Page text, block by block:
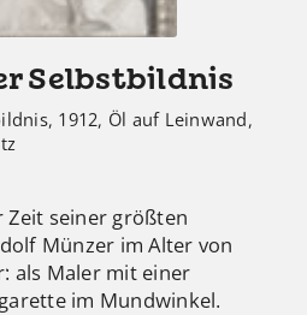
Selbstbildnis
1912, Öl auf Leinwand,
Zeit seiner größten
Münzer im Alter von
als Maler mit einer
im Mundwinkel.